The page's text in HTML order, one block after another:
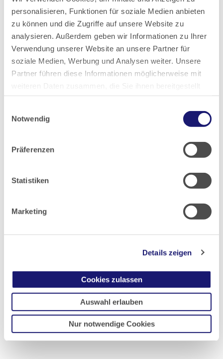
personalisieren, Funktionen für soziale Medien anbieten
zu können und die Zugriffe auf unsere Website zu
analysieren. Außerdem geben wir Informationen zu Ihrer
Verwendung unserer Website an unsere Partner für
soziale Medien, Werbung und Analysen weiter. Unsere
Partner führen diese Informationen möglicherweise mit
haben oder die sie im Rahmen Ihrer Nutzung der Dienste
Notwendig
Präferenzen
Statistiken
Marketing
Details zeigen
Cookies zulassen
Auswahl erlauben
Nur notwendige Cookies
Die Frankfurter Chirurgin Charlotte Mahler war eine
bedeutende Chirurgin und einfühlsame Ärztin, spezialisiert
vor allem auf operative Eingriffe bei Kindern, insbesondere
Lippen-Kiefer-Gaumenspalte. Zusätzlich ist sie bekannt
geworden durch drei „Rekorde“: bereits 1922 wurde…
Der Frankfurter Stadtarzt Dr. med.
öffentlichen Gesundheitspflege
Dr. med. Joachim Strupp (1530–1606) beschäftigte sich in
öffentlichen Gesundheitspflege (Hygiene) und der
PDF